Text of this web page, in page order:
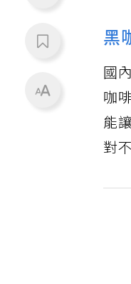
黑
國
咖
能
對